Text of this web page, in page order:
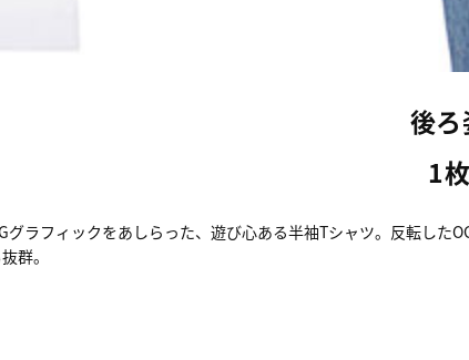
後
1
グラフィックをあしらった、遊び心ある半袖Tシャツ。反転し
群。